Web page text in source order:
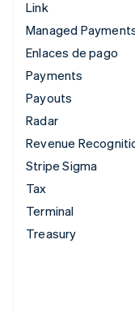
Link
Managed
Enlaces de pago
Payments
Payouts
Radar
Revenue
Stripe Sigma
Tax
Terminal
Treasury